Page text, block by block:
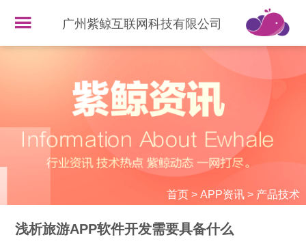
广州紫鲸互联网科技有限公司
首页> APP资讯> 产品技术
浅析旅游APP软件开发需要具备什么